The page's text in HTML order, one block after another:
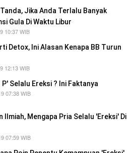
Tanda, Jika Anda Terlalu Banyak
Gula Di Waktu Libur
10:37 WIB
Detox, Ini Alasan Kenapa BB Turun
12:13 WIB
P' Selalu Ereksi ? Ini Faktanya
07:38 WIB
Ilmiah, Mengapa Pria Selalu 'Ereksi' Di
07:59 WIB